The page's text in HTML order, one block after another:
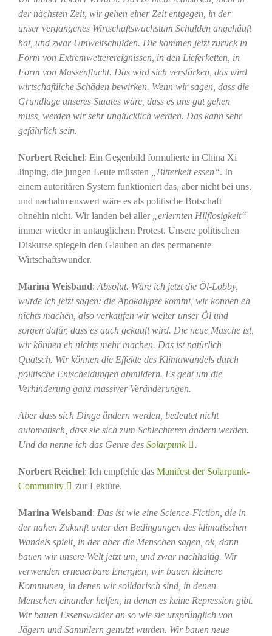
der nächsten Zeit, wir gehen einer Zeit entgegen, in der
unser vergangenes Wirtschaftswachstum Schulden angehäuft
hat, und zwar Umweltschulden. Die kommen jetzt zurück in
Form von Extremwetterereignissen, in den Lieferketten, in
Form von Massenflucht. Das wird sich verstärken, das wird
wirtschaftliche Schäden bewirken. Wenn wir sagen, dass die
Grundlage unseres Staates wäre, dass es uns gut gehen
muss, werden wir sehr unglücklich werden. Das kann sehr
gefährlich sein.
Norbert Reichel: Ein Gegenbild formulierte in China Xi
Jinping, die jungen Leute müssten
„Bitterkeit essen“. In
einem autoritären System funktioniert das, aber nicht bei uns,
und nachahmenswert wäre es als politische Botschaft
ohnehin nicht. Wir landen bei aller
„erlernten Hilflosigkeit“
immer wieder in untauglichem Protest. Unsere politischen
Diskurse spiegeln den Glauben an das permanente
Wirtschaftswunder.
Marina Weisband: Absolut. Wäre ich jetzt die Öl-Lobby,
würde ich jetzt sagen: die Apokalypse kommt, wir können eh
nichts machen, also verkaufen wir weiter unser Öl und
sorgen dafür, dass es auch gekauft wird. Die neue Masche ist,
wir können eh nichts mehr machen. Das ist natürlich
Quatsch. Wir können die Effekte des Klimawandels durch
politische Entscheidungen abmildern. Es geht um die
Verhinderung ganz massiver Veränderungen.
Aber dass sich Dinge ändern werden, bedeutet nicht
automatisch, dass sie sich zum Schlechteren ändern werden.
Und da nenne ich das Genre des Solarpunk .
Norbert Reichel: Ich empfehle das Manifest der Solarpunk-
Community
zur Lektüre.
Marina Weisband: Das ist wie eine Science-Fiction, die in
der nahen Zukunft unter den Bedingungen des klimatischen
Wandels spielt, in der aber die Menschen sagen, ok, dann
bauen wir unsere Welt jetzt um, und zwar nachhaltig. Wir
verwenden erneuerbare Energien, wir bauen kleinere
Kommunen, in denen wir solidarisch sind, in denen
Menschen einander helfen, in denen es keine Repression gibt.
Wir bauen Essenswälder an so wie sie ursprünglich von
Jägern und Sammlern genutzt wurden. Wir bauen neue